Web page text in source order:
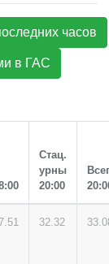
часов
в ГАС
Стац.
урны
20:00
32.32